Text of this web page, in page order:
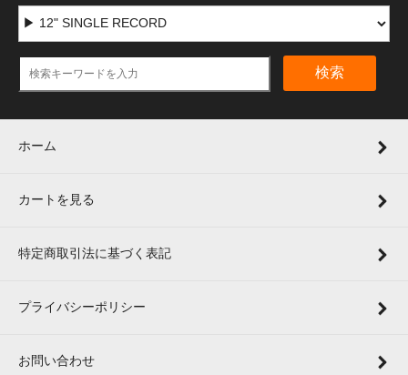
検索
ホーム
カートを見る
特定商取引法に基づく表記
プライバシーポリシー
お問い合わせ